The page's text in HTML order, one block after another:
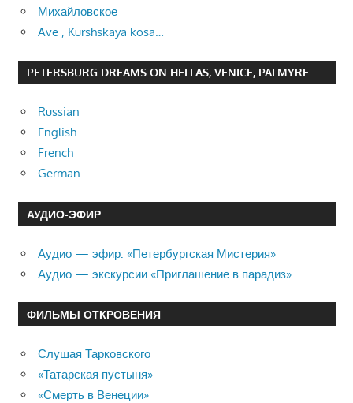
Михайловское
Ave , Kurshskaya kosa…
PETERSBURG DREAMS ON HELLAS, VENICE, PALMYRE
Russian
English
French
German
АУДИО-ЭФИР
Аудио — эфир: «Петербургская Мистерия»
Аудио — экскурсии «Приглашение в парадиз»
ФИЛЬМЫ ОТКРОВЕНИЯ
Слушая Тарковского
«Татарская пустыня»
«Смерть в Венеции»